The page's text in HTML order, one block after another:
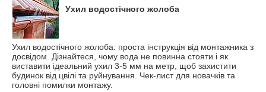
Ухил водостічного жолоба
Ухил водостічного жолоба: проста інструкція від монтажника з
досвідом. Дізнайтеся, чому вода не повинна стояти і як
виставити ідеальний ухил 3-5 мм на метр, щоб захистити
будинок від цвілі та руйнування. Чек-лист для новачків та
головні помилки монтажу.